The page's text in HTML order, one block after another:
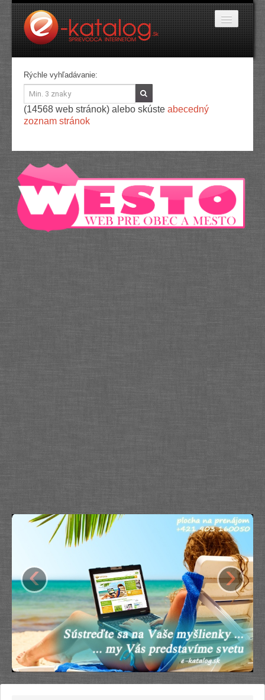
Domáce potreby
Doprava a cestovanie
Ekológia
Financie a trh
Kancelárske potreby
Kozmetika a kaderníctvo
Kultúra a umenie
Literatúra a tlač
Obchodná činnosť
Oblečenie a módne doplnky
Rýchle vyhľadávanie:
(14568 web stránok) alebo skúste abecedný
zoznam stránok
‹ ›